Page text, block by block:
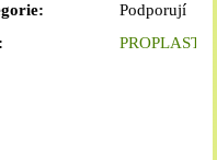
Podporují
nás
PROPLAST,